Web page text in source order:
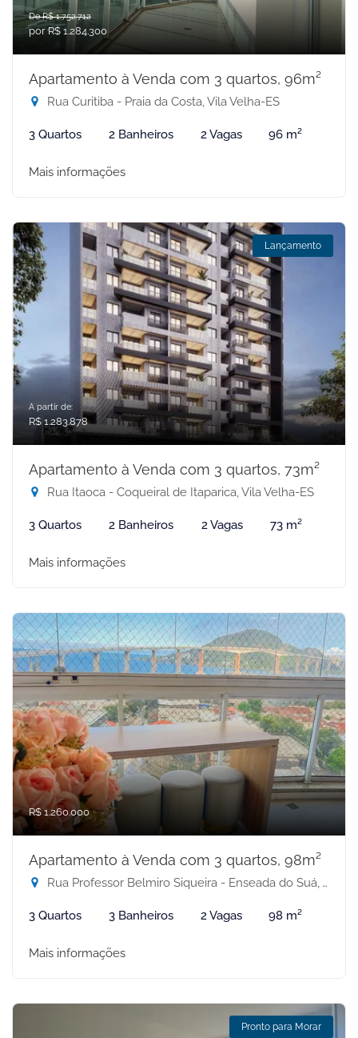
De R$ 1.752.712
por R$ 1.284.300
Apartamento à Venda com 3 quartos, 96m²
Rua Curitiba - Praia da Costa, Vila Velha-ES
3 Quartos 2 Banheiros 2 Vagas 96 m²
Mais informações
Lançamento
A partir de:
R$ 1.283.878
Apartamento à Venda com 3 quartos, 73m²
Rua Itaoca - Coqueiral de Itaparica, Vila Velha-ES
3 Quartos 2 Banheiros 2 Vagas 73 m²
Mais informações
R$ 1.260.000
Apartamento à Venda com 3 quartos, 98m²
Rua Professor Belmiro Siqueira - Enseada do Suá, Vitória-ES
3 Quartos 3 Banheiros 2 Vagas 98 m²
Mais informações
Pronto para Morar